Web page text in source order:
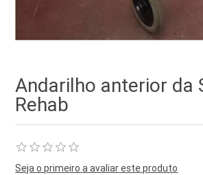
Andarilho anterior da
Rehab
Seja o primeiro a avaliar este produto